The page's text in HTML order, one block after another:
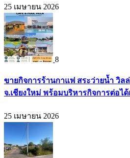
25 เมษายน 2026
8
ขายกิจการร้านกาแฟ สระว่ายน้ำ วิล
จ.เชียงใหม่ พร้อมบริหารกิจการต่อได้
25 เมษายน 2026